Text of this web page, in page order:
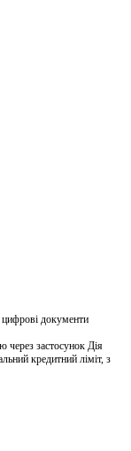
документи
через застосунок Дія
кредитний ліміт, з